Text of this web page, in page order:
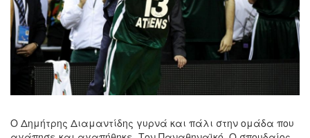
Ο Δημήτρης Διαμαντίδης γυρνά και πάλι στην ομάδα που